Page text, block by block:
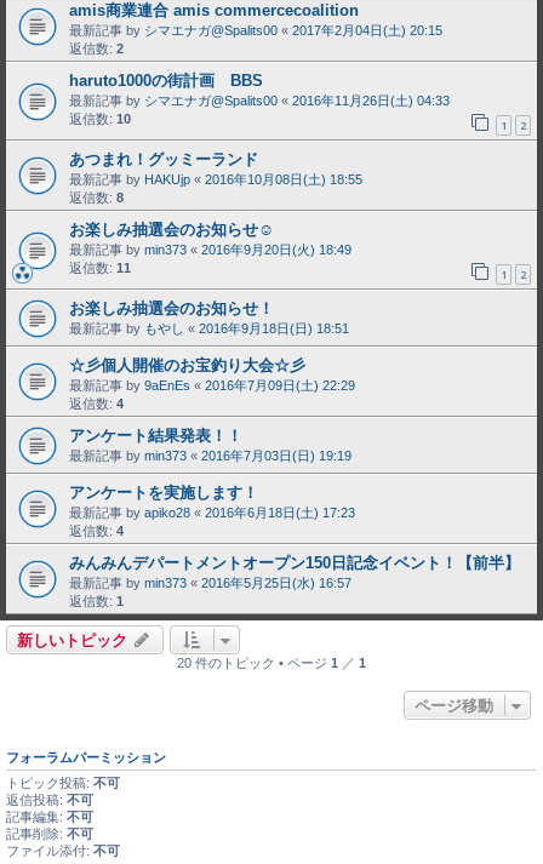
amis商業連合 amis commercecoalition
最新記事 by シマエナガ@Spalits00 « 2017年2月04日(土) 20:15
返信数: 2
haruto1000の街計画 BBS
最新記事 by シマエナガ@Spalits00 « 2016年11月26日(土) 04:33
返信数: 10 1 2
あつまれ！グッミーランド
最新記事 by HAKUjp « 2016年10月08日(土) 18:55
返信数: 8
お楽しみ抽選会のお知らせ☺
最新記事 by min373 « 2016年9月20日(火) 18:49
返信数: 11 1 2
お楽しみ抽選会のお知らせ！
最新記事 by もやし « 2016年9月18日(日) 18:51
☆彡個人開催のお宝釣り大会☆彡
最新記事 by 9aEnEs « 2016年7月09日(土) 22:29
返信数: 4
アンケート結果発表！！
最新記事 by min373 « 2016年7月03日(日) 19:19
アンケートを実施します！
最新記事 by apiko28 « 2016年6月18日(土) 17:23
返信数: 4
みんみんデパートメントオープン150日記念イベント！【前半】
最新記事 by min373 « 2016年5月25日(水) 16:57
返信数: 1
新しいトピック
20 件のトピック • ページ 1 ／ 1
ページ移動
フォーラムパーミッション
トピック投稿: 不可
返信投稿: 不可
記事編集: 不可
記事削除: 不可
ファイル添付: 不可